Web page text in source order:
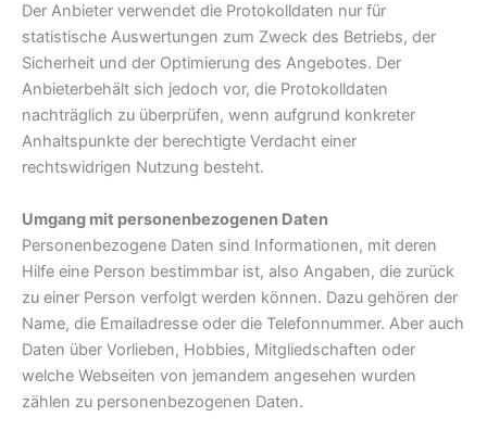
Der Anbieter verwendet die Protokolldaten nur für
statistische Auswertungen zum Zweck des Betriebs, der
Sicherheit und der Optimierung des Angebotes. Der
Anbieterbehält sich jedoch vor, die Protokolldaten
nachträglich zu überprüfen, wenn aufgrund konkreter
Anhaltspunkte der berechtigte Verdacht einer
rechtswidrigen Nutzung besteht.
Umgang mit personenbezogenen Daten
Personenbezogene Daten sind Informationen, mit deren
Hilfe eine Person bestimmbar ist, also Angaben, die zurück
zu einer Person verfolgt werden können. Dazu gehören der
Name, die Emailadresse oder die Telefonnummer. Aber auch
Daten über Vorlieben, Hobbies, Mitgliedschaften oder
welche Webseiten von jemandem angesehen wurden
zählen zu personenbezogenen Daten.